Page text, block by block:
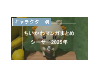
キャラクター別